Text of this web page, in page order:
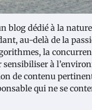
blog dédié à la
au-delà de la
la
à
de contenu
qui ne se